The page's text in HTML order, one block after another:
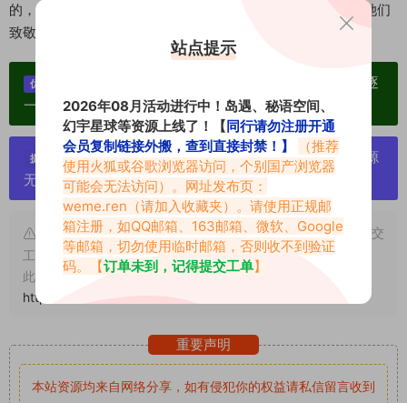
的，她们的穿搭风格也将继续影响和启发更多人。让我们向她们
致敬，敢于展现自己，勇敢追求真正的自由和独立！
优势：
单个博主作品统一整合分享、素材高度去重复、逐
一归档方便收藏！
提示：
严禁搬运资源链接，一经发现封号处理，素材资源
无露点、需求请绕道，关闭本站网页！
申明：本文资源均来源网友分享，若侵犯了您的权限可以提交
工单处理。
此外本文章皆属于原创文章，转载请注明出处！原文链接：
https://www.vmiba.com/5788.html
重要声明
本站资源均来自网络分享，如有侵犯你的权益请私信留言收到
站点提示
2026年08月活动进行中！岛遇、秘语空间、
幻宇星球等资源上线了！【 同行请勿注册开通
会员复制链接外搬，查到直接封禁！】
（推荐
使用火狐或谷歌浏览器访问，个别国产浏览器
可能会无法访问）。网址发布页：
weme.ren （请加入收藏夹）。请使用正规邮
箱注册，如QQ邮箱、163邮箱、微软、Google
等邮箱，切勿使用临时邮箱，否则收不到验证
码。【订单未到，记得提交工单】